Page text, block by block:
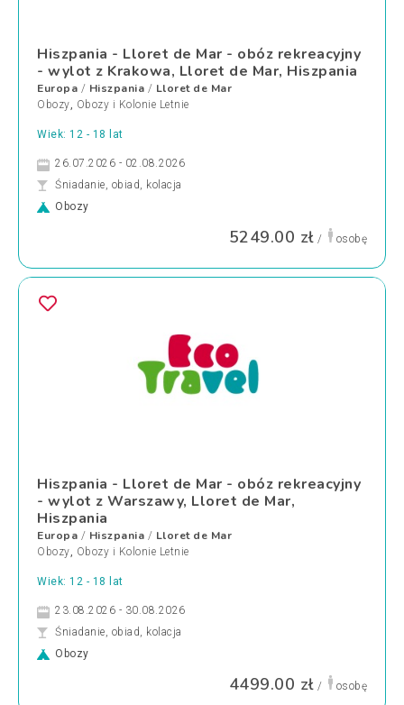
Hiszpania - Lloret de Mar - obóz rekreacyjny
- wylot z Krakowa, Lloret de Mar, Hiszpania
Europa / Hiszpania / Lloret de Mar
Obozy, Obozy i Kolonie Letnie
Wiek: 12 - 18 lat
26.07.2026 - 02.08.2026
Śniadanie, obiad, kolacja
Obozy
5249.00 zł / osobę
Hiszpania - Lloret de Mar - obóz rekreacyjny
- wylot z Warszawy, Lloret de Mar,
Hiszpania
Europa / Hiszpania / Lloret de Mar
Obozy, Obozy i Kolonie Letnie
Wiek: 12 - 18 lat
23.08.2026 - 30.08.2026
Śniadanie, obiad, kolacja
Obozy
4499.00 zł / osobę